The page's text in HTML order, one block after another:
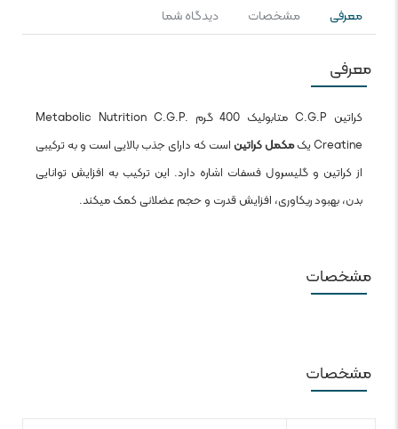
معرفی مشخصات دیدگاه شما
معرفی
کراتین C.G.P متابولیک 400 گرم Metabolic Nutrition C.G.P.
Creatine یک
مکمل کراتین است که دارای جذب بالایی است و به ترکیبی
از کراتین و گلیسرول فسفات اشاره دارد. این ترکیب به افزایش توانایی
بدن، بهبود ریکاوری، افزایش قدرت و حجم عضلانی کمک میکند.
مشخصات
مشخصات